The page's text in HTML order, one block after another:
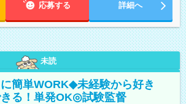
応募する 詳細へ
未読
簡単WORK◆未経験から好き
る！単発OK◎試験監督